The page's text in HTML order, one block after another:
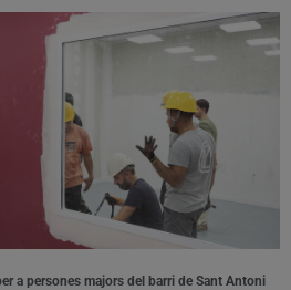
a persones majors del barri de Sant Antoni